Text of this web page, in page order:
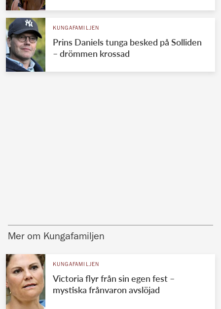
KUNGAFAMILJEN
Prins Daniels tunga besked på Solliden
– drömmen krossad
Mer om Kungafamiljen
KUNGAFAMILJEN
Victoria flyr från sin egen fest –
mystiska frånvaron avslöjad